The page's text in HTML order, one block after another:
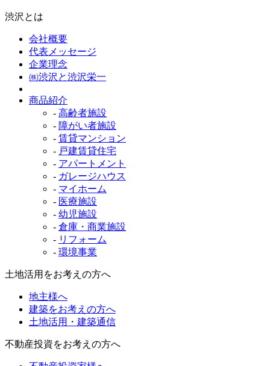
渋沢とは
会社概要
代表メッセージ
企業理念
㈱渋沢と渋沢栄一
商品紹介
- 高齢者施設
- 障がい者施設
- 賃貸マンション
- 戸建賃貸住宅
- アパートメント
- ガレージハウス
- マイホーム
- 医療施設
- 幼児施設
- 倉庫・商業施設
- リフォーム
- 環境事業
土地活用をお考えの方へ
地主様へ
建築をお考えの方へ
土地活用・建築通信
不動産投資をお考えの方へ